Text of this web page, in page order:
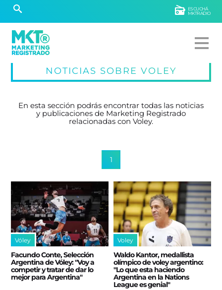
ESCUCHÁ
MKTRADIO
NOTICIAS SOBRE VOLEY
En esta sección podrás encontrar todas las noticias
y publicaciones de Marketing Registrado
relacionadas con Voley.
1
Vóley
Facundo Conte, Selección
Argentina de Vóley: "Voy a
competir y tratar de dar lo
mejor para Argentina"
Voley
Waldo Kantor, medallista
olímpico de voley argentino:
"Lo que esta haciendo
Argentina en la Nations
League es genial"